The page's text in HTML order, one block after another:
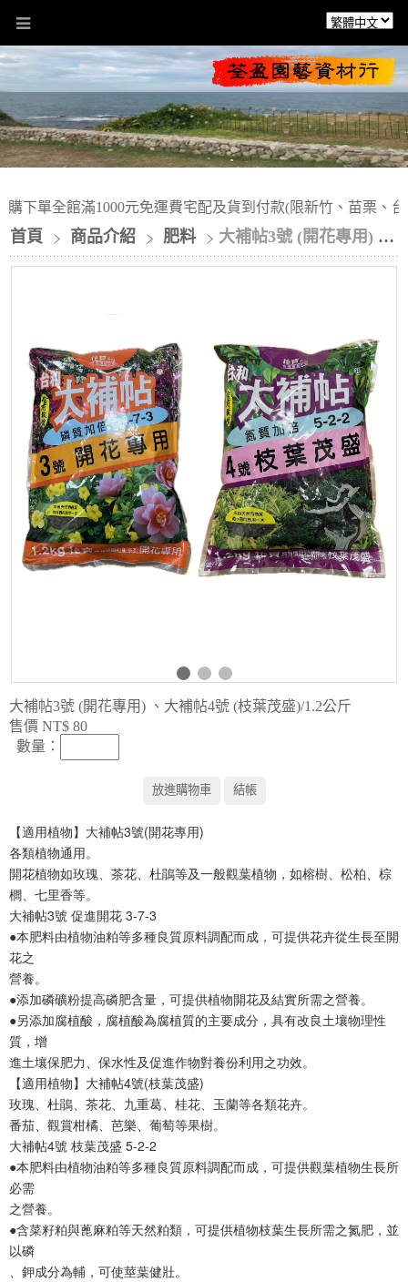
下單全館滿1000元免運費宅配及貨到付款(限新竹、苗栗、台
首頁 商品介紹 肥料 大補帖3號 (開花專用) 、大補帖4號 (枝葉茂盛)/1.2公斤
大補帖3號 (開花專用) 、大補帖4號 (枝葉茂盛)/1.2公斤
售價 NT$ 80
數量 ：
【適用植物】大補帖3號(開花專用)
各類植物通用。
開花植物如玫瑰、茶花、杜鵑等及一般觀葉植物，如榕樹、松柏、棕
櫚、七里香等。
大補帖3號 促進開花 3-7-3
●本肥料由植物油粕等多種良質原料調配而成，可提供花卉從生長至開
花之
營養。
●添加磷礦粉提高磷肥含量，可提供植物開花及結實所需之營養。
●另添加腐植酸，腐植酸為腐植質的主要成分，具有改良土壤物理性
質，增
進土壤保肥力、保水性及促進作物對養份利用之功效。
【適用植物】大補帖4號(枝葉茂盛)
玫瑰、杜鵑、茶花、九重葛、桂花、玉蘭等各類花卉。
番茄、觀賞柑橘、芭樂、葡萄等果樹。
大補帖4號 枝葉茂盛 5-2-2
●本肥料由植物油粕等多種良質原料調配而成，可提供觀葉植物生長所
必需
之營養。
●含菜籽粕與蓖麻粕等天然粕類，可提供植物枝葉生長所需之氮肥，並
以磷
、鉀成分為輔，可使莖葉健壯。